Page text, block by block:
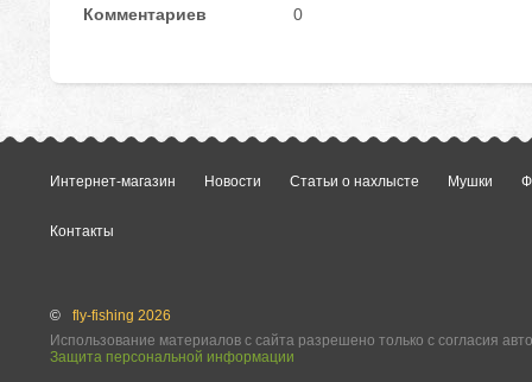
Комментариев 0
Интернет-магазин Новости Статьи о нахлысте Мушки
Контакты
©
fly-fishing 2026
Использование материалов с сайта разрешено только с согласия
Защита персональной информации